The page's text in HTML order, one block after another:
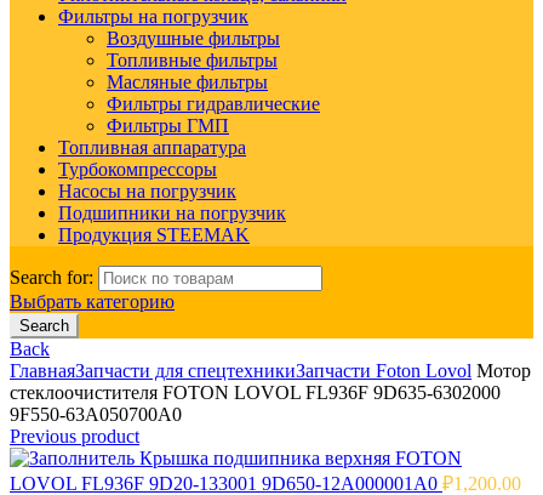
Фильтры на погрузчик
Воздушные фильтры
Топливные фильтры
Масляные фильтры
Фильтры гидравлические
Фильтры ГМП
Топливная аппаратура
Турбокомпрессоры
Насосы на погрузчик
Подшипники на погрузчик
Продукция STEEMAK
Search for:
Выбрать категорию
Search
Back
ГлавнаяЗапчасти для спецтехникиЗапчасти Foton Lovol Мотор
стеклоочистителя FOTON LOVOL FL936F 9D635-6302000
9F550-63A050700A0
Previous product
Крышка подшипника верхняя FOTON
LOVOL FL936F 9D20-133001 9D650-12A000001A0 ₽1,200.00